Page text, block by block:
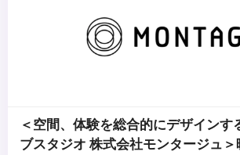
＜空間、体験を総合的にデザインす
ブスタジオ 株式会社モンタージュ＞